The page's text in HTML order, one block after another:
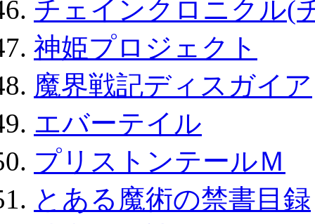
チェインクロニクル(
神姫プロジェクト
魔界戦記ディスガイア
エバーテイル
プリストンテールＭ
とある魔術の禁書目録